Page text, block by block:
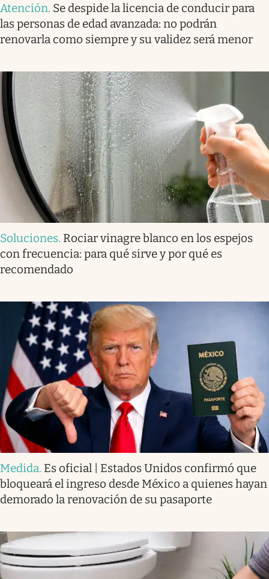
Atención. Se despide la licencia de conducir para
las personas de edad avanzada: no podrán
renovarla como siempre y su validez será menor
Soluciones. Rociar vinagre blanco en los espejos
con frecuencia: para qué sirve y por qué es
recomendado
Medida. Es oficial | Estados Unidos confirmó que
bloqueará el ingreso desde México a quienes hayan
demorado la renovación de su pasaporte